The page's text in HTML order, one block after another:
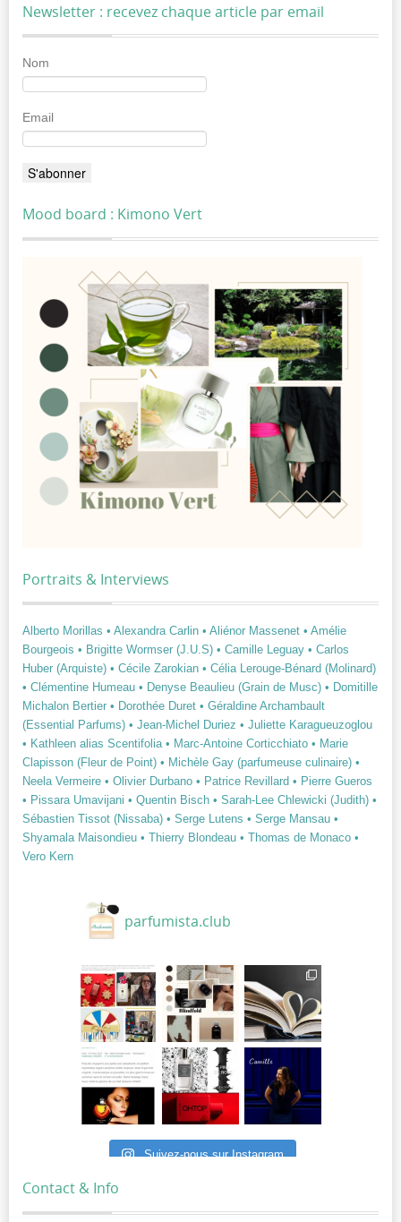
Newsletter : recevez chaque article par email
Nom
Email
Mood board : Kimono Vert
Portraits & Interviews
Alberto Morillas • Alexandra Carlin • Aliénor Massenet • Amélie
Bourgeois • Brigitte Wormser (J.U.S) • Camille Leguay • Carlos
Huber (Arquiste) • Cécile Zarokian • Célia Lerouge-Bénard (Molinard)
• Clémentine Humeau • Denyse Beaulieu (Grain de Musc) • Domitille
Michalon Bertier • Dorothée Duret • Géraldine Archambault
(Essential Parfums) • Jean-Michel Duriez • Juliette Karagueuzoglou
• Kathleen alias Scentifolia • Marc-Antoine Corticchiato • Marie
Clapisson (Fleur de Point) • Michèle Gay (parfumeuse culinaire) •
Neela Vermeire • Olivier Durbano • Patrice Revillard • Pierre Gueros
• Pissara Umavijani • Quentin Bisch • Sarah-Lee Chlewicki (Judith) •
Sébastien Tissot (Nissaba) • Serge Lutens • Serge Mansau •
Shyamala Maisondieu • Thierry Blondeau • Thomas de Monaco •
Vero Kern
parfumista.club
Suivez-nous sur Instagram
Contact & Info